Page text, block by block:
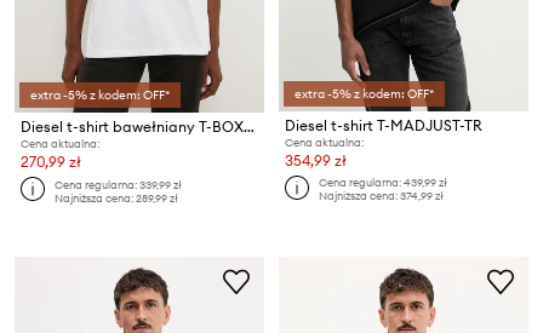
extra -5% z kodem: OFF*
Diesel t-shirt bawełniany T-BOXT-DIV
Cena aktualna:
270,99 zł
Cena regularna:339,99 zł
Najniższa cena:289,99 zł
extra -5% z kodem: OFF*
Diesel t-shirt T-MADJUST-TR
Cena aktualna:
354,99 zł
Cena regularna:439,99 zł
Najniższa cena:374,99 zł